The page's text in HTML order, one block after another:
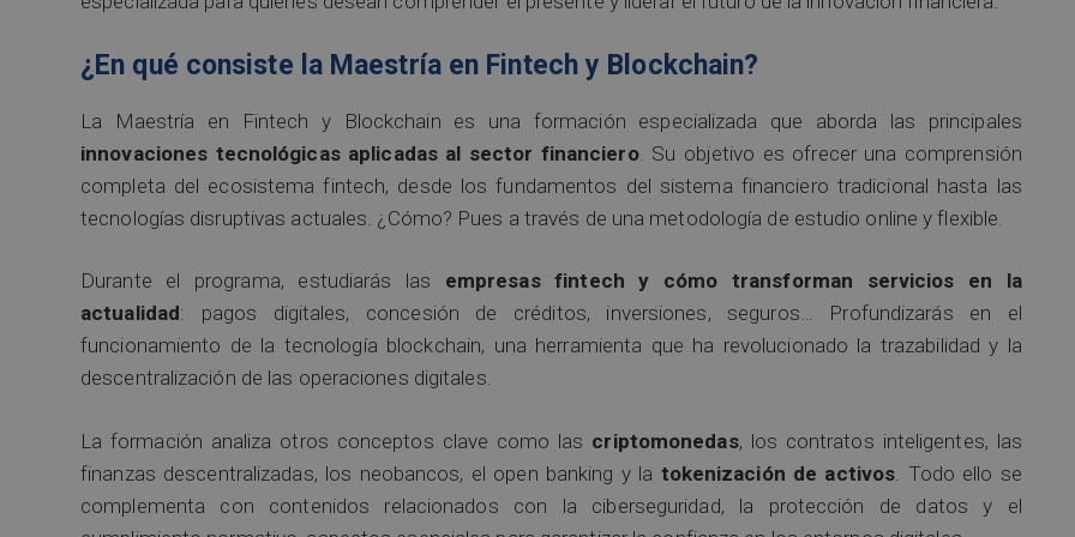
¿En qué consiste la Maestría en Fintech y Blockchain?
La Maestría en Fintech y Blockchain es una formación especializada que aborda las principales
innovaciones tecnológicas aplicadas al sector financiero. Su objetivo es ofrecer una comprensión
completa del ecosistema fintech, desde los fundamentos del sistema financiero tradicional hasta las
tecnologías disruptivas actuales. ¿Cómo? Pues a través de una metodología de estudio online y flexible.
Durante el programa, estudiarás las empresas fintech y cómo transforman servicios en la
actualidad: pagos digitales, concesión de créditos, inversiones, seguros… Profundizarás en el
funcionamiento de la tecnología blockchain, una herramienta que ha revolucionado la trazabilidad y la
descentralización de las operaciones digitales.
La formación analiza otros conceptos clave como las criptomonedas, los contratos inteligentes, las
finanzas descentralizadas, los neobancos, el open banking y la tokenización de activos . Todo ello se
complementa con contenidos relacionados con la ciberseguridad, la protección de datos y el